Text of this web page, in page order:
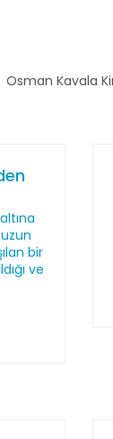
Osman Kavala
bir
ve